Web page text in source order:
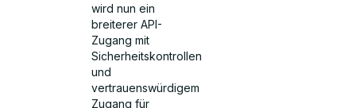
wird nun ein
breiterer API-
Zugang mit
Sicherheitskontrollen
und
vertrauenswürdigem
Zugang für